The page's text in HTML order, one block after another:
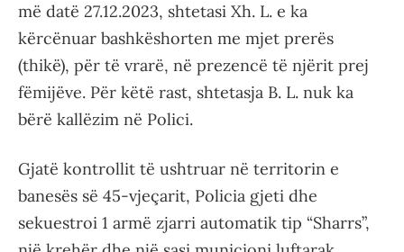
më datë 27.12.2023, shtetasi Xh. L. e ka
kërcënuar bashkëshorten me mjet prerës
(thikë), për të vrarë, në prezencë të njërit prej
fëmijëve. Për këtë rast, shtetasja B. L. nuk ka
bërë kallëzim në Polici.
Gjatë kontrollit të ushtruar në territorin e
banesës së 45-vjeçarit, Policia gjeti dhe
sekuestroi 1 armë zjarri automatik tip “Sharrs”,